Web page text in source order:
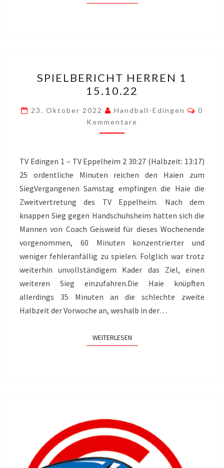
HERREN
1
15.10.22
SPIELBERICHT HERREN 1
15.10.22
23. Oktober 2022 Handball-Edingen
0
Kommentare
TV Edingen 1 – TV Eppelheim 2 30:27 (Halbzeit: 13:17)
25 ordentliche Minuten reichen den Haien zum
SiegVergangenen Samstag empfingen die Haie die
Zweitvertretung des TV Eppelheim. Nach dem
knappen Sieg gegen Handschuhsheim hatten sich die
Mannen von Coach Geisweid für dieses Wochenende
vorgenommen, 60 Minuten konzentrierter und
weniger fehleranfällig zu spielen. Folglich war trotz
weiterhin unvollständigem Kader das Ziel, einen
weiteren Sieg einzufahren.Die Haie knüpften
allerdings 35 Minuten an die schlechte zweite
Halbzeit der Vorwoche an, weshalb in der…
WEITERLESENWEITERLESEN